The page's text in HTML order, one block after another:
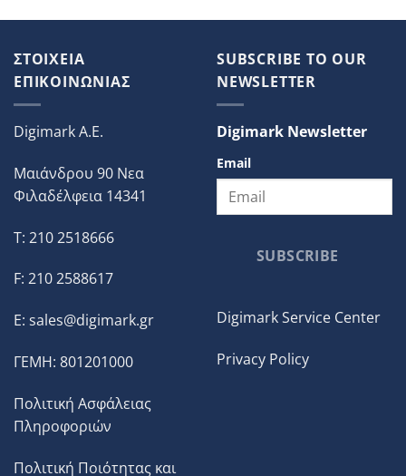
ΣΤΟΙΧΕΙΑ
ΕΠΙΚΟΙΝΩΝΙΑΣ
Digimark A.E.
Μαιάνδρου 90 Νεα
Φιλαδέλφεια 14341
T: 210 2518666
F: 210 2588617
E: sales@digimark.gr
ΓΕΜΗ: 801201000
Πολιτική Ασφάλειας
Πληροφοριών
Πολιτική Ποιότητας και
SUBSCRIBE TO OUR
NEWSLETTER
Digimark Newsletter
Email
SUBSCRIBE
Digimark Service Center
Privacy Policy